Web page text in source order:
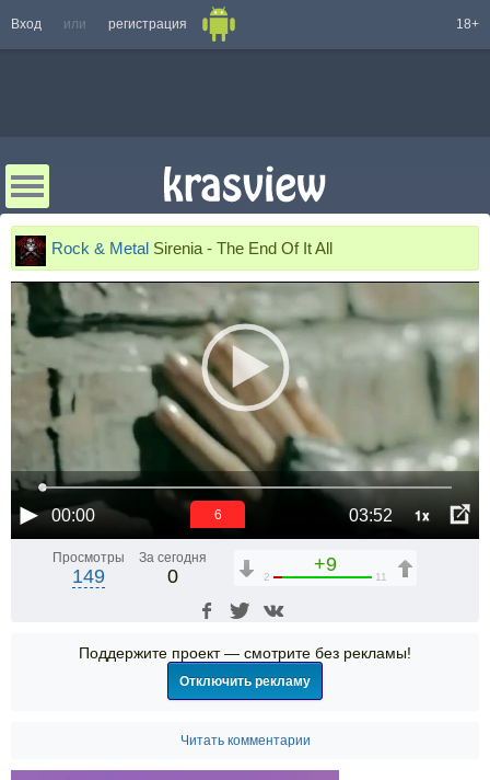
Вход или регистрация 18+
Rock & Metal Sirenia - The End Of It All
00:00 03:52 1x
6
Просмотры
149
За сегодня
0
+9
2 11
Поддержите проект — смотрите без рекламы!
Отключить рекламу
Читать комментарии